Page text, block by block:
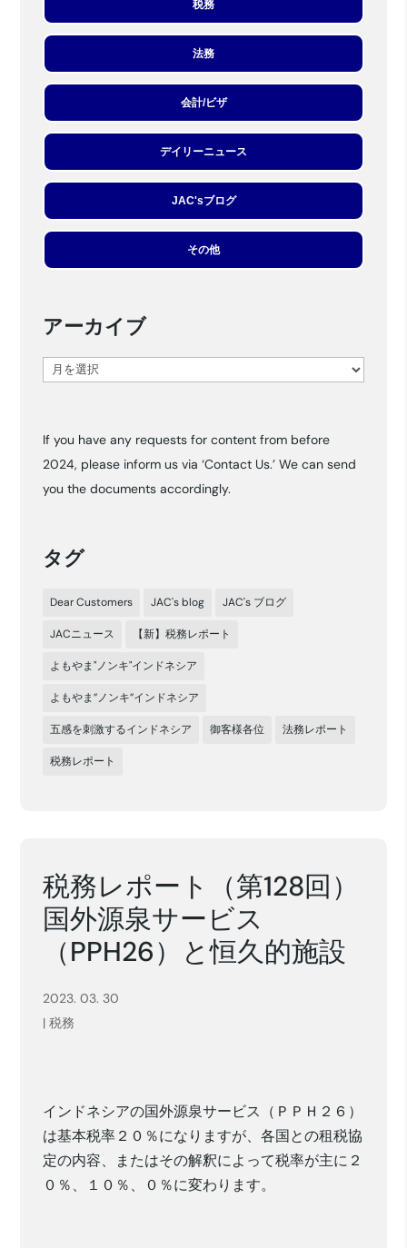
税務
法務
会計/ビザ
デイリーニュース
JAC'sブログ
その他
アーカイブ
ア
イ
ブ
If you have any requests for content from before
2024, please inform us via ‘Contact Us.’ We can send
you the documents accordingly.
タグ
Dear Customers JAC's blog JAC's ブログ
JACニュース 【新】税務レポート
よもやま"ノンキ"インドネシア
よもやま”ノンキ”インドネシア
五感を刺激するインドネシア 御客様各位 法務レポート
税務レポート
税務レポート（第128回）
国外源泉サービス
（PPH26）と恒久的施設
2023. 03. 30
|税務
インドネシアの国外源泉サービス（ＰＰＨ２６）
は基本税率２０％になりますが、各国との租税協
定の内容、またはその解釈によって税率が主に２
０％、１０％、０％に変わります。